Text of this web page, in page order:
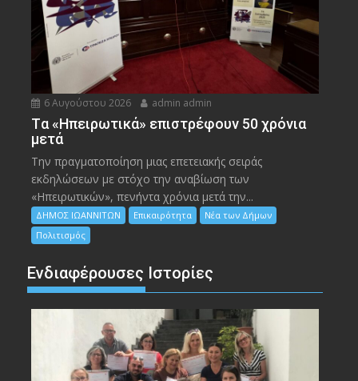
6 Αυγούστου 2026 admin admin
Tα «Ηπειρωτικά» επιστρέφουν 50 χρόνια
μετά
Την πραγματοποίηση μιας επετειακής σειράς
εκδηλώσεων με στόχο την αναβίωση των
«Ηπειρωτικών», πενήντα χρόνια μετά την...
ΔΗΜΟΣ ΙΩΑΝΝΙΤΩΝ Επικαιρότητα
Νέα των Δήμων
Πολιτισμός
Ενδιαφέρουσες Ιστορίες